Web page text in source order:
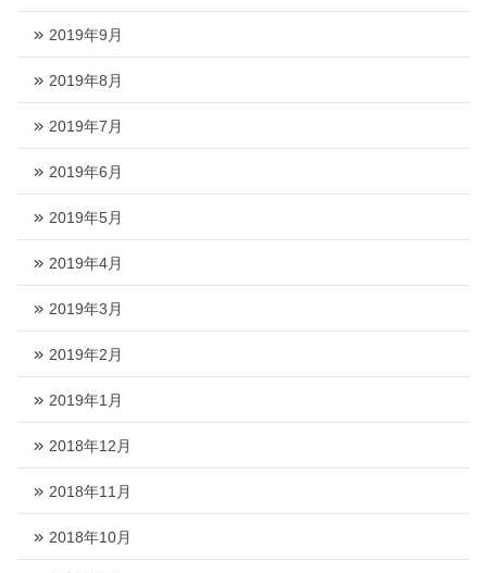
2019年9月
2019年8月
2019年7月
2019年6月
2019年5月
2019年4月
2019年3月
2019年2月
2019年1月
2018年12月
2018年11月
2018年10月